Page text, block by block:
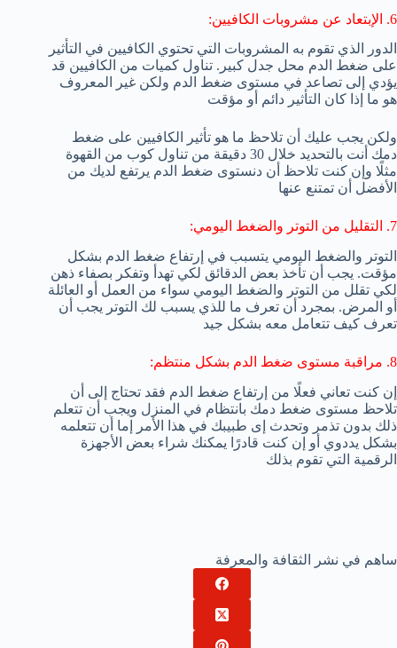
6. الإبتعاد عن مشروبات الكافيين:
الدور الذي تقوم به المشروبات التي تحتوي الكافيين في التأثير
على ضغط الدم محل جدل كبير. تناول كميات من الكافيين قد
يؤدي إلى تصاعد في مستوى ضغط الدم ولكن غير المعروف
هو ما إذا كان التأثير دائم أو مؤقت
ولكن يجب عليك أن تلاحظ ما هو تأثير الكافيين على ضغط
دمك أنت بالتحديد خلال 30 دقيقة من تناول كوب من القهوة
مثلًا وإن كنت تلاحظ أن دنستوى ضغط الدم يرتفع لديك من
الأفضل أن تمتنع عنها
7. التقليل من التوتر والضغط اليومي:
التوتر والضغط اليومي يتسبب في إرتفاع ضغط الدم بشكل
مؤقت. يجب أن تأخذ بعض الدقائق لكي تهدأ وتفكر بصفاء ذهن
لكي تقلل من التوتر والضغط اليومي سواء من العمل أو العائلة
أو المرض. بمجرد أن تعرف ما للذي يسبب لك التوتر يجب أن
تعرف كيف تتعامل معه بشكل جيد
8. مراقبة مستوى ضغط الدم بشكل منتظم:
إن كنت تعاني فعلًا من إرتفاع ضغط الدم فقد تحتاج إلى أن
تلاحظ مستوى ضغط دمك بانتظام في المنزل ويجب أن تتعلم
ذلك بدون تذمر وتحدث إى طبيبك في هذا الأمر إما أن تتعلمه
بشكل يددوي أو إن كنت قادرًا يمكنك شراء بعض الأجهزة
الرقمية التي تقوم بذلك
ساهم في نشر الثقافة والمعرفة